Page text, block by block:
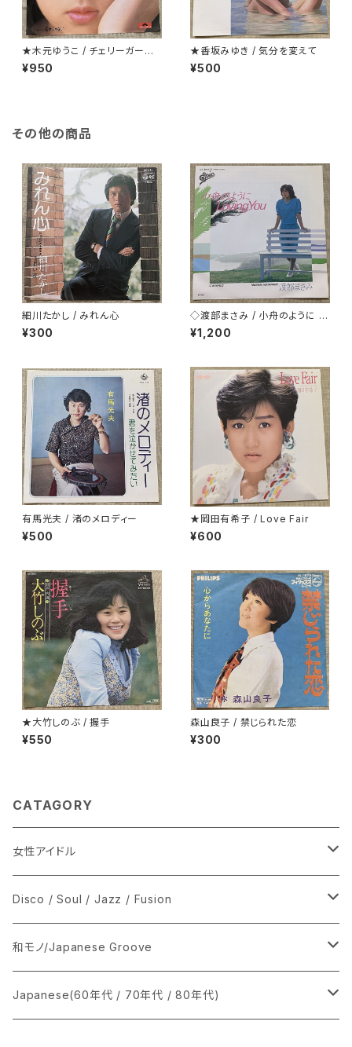
★木元ゆうこ / チェリーガーデ
ン(桜の園)
¥950
★香坂みゆき / 気分を変えて
¥500
その他の商品
細川たかし / みれん心
¥300
◇渡部まさみ / 小舟のように L
oving You
¥1,200
有馬光夫 / 渚のメロディー
¥500
★岡田有希子 / Love Fair
¥600
★大竹しのぶ / 握手
¥550
森山良子 / 禁じられた恋
¥300
CATAGORY
女性アイドル
シングル盤
あ行
か行
LP
CD
Disco / Soul / Jazz / Fusion
シングル盤
A
12インチ・シングル
和モノ/Japanese Groove
シングル盤
Japanese(60年代 / 70年代 / 80年代)